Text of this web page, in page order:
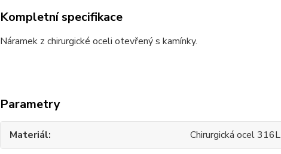
Kompletní specifikace
Náramek z chirurgické oceli otevřený s kamínky.
Parametry
Materiál Chirurgická ocel 316L